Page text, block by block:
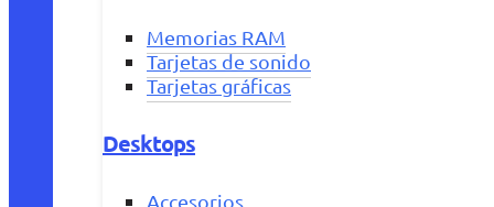
Memorias RAM
Tarjetas de sonido
Tarjetas gráficas
Desktops
Accesorios